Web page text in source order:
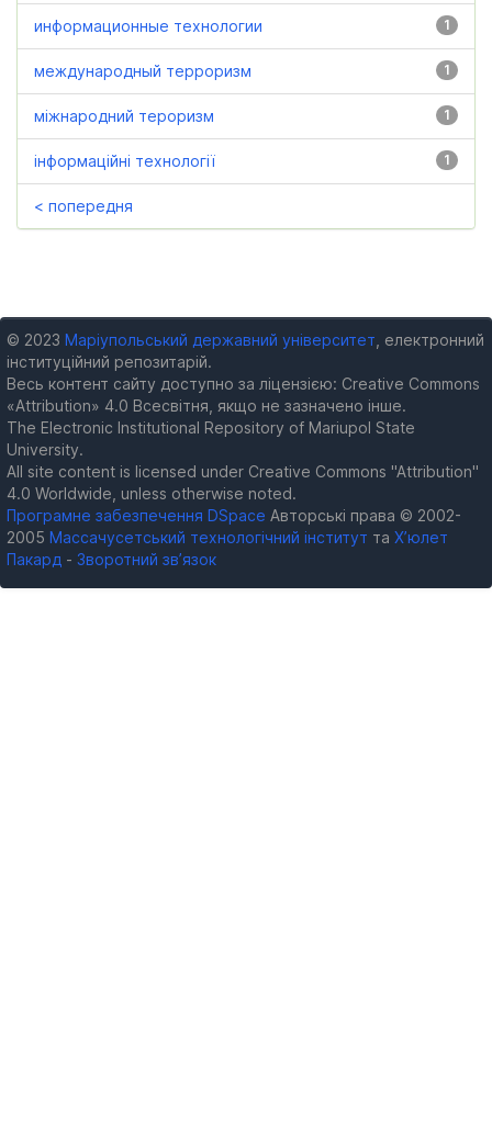
1
информационные технологии
1
международный терроризм
1
міжнародний тероризм
1
інформаційні технології
< попередня
© 2023 Маріупольський державний університет , електронний
інституційний репозитарій.
Весь контент сайту доступно за ліцензією: Creative Commons
«Attribution» 4.0 Всесвітня, якщо не зазначено інше.
The Electronic Institutional Repository of Mariupol State
University.
All site content is licensed under Creative Commons "Attribution"
4.0 Worldwide, unless otherwise noted.
Програмне забезпечення DSpace Авторські права © 2002-
2005 Массачусетський технологічний інститут та Х’юлет
Пакард - Зворотний зв’язок